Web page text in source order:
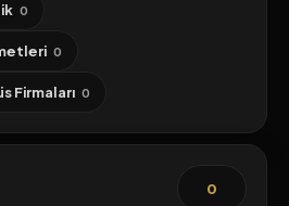
0
0
Firmaları 0
0